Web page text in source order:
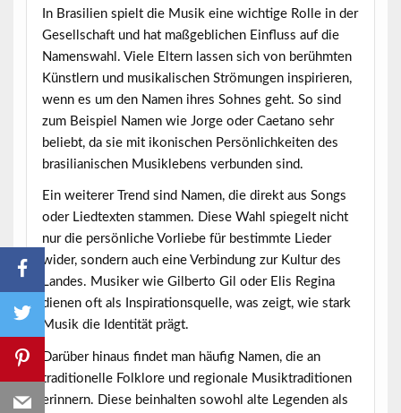
In Brasilien spielt die Musik eine wichtige Rolle in der
Gesellschaft und hat maßgeblichen Einfluss auf die
Namenswahl. Viele Eltern lassen sich von berühmten
Künstlern und musikalischen Strömungen inspirieren,
wenn es um den Namen ihres Sohnes geht. So sind
zum Beispiel Namen wie Jorgeoder Caetano sehr
beliebt, da sie mit ikonischen Persönlichkeiten des
brasilianischen Musiklebens verbunden sind.
Ein weiterer Trend sind Namen, die direkt aus Songs
oder Liedtexten stammen. Diese Wahl spiegelt nicht
nur die persönliche Vorliebe für bestimmte Lieder
wider, sondern auch eine Verbindung zur Kultur des
Landes. Musiker wie Gilberto Gil oder Elis Regina
dienen oft als Inspirationsquelle, was zeigt, wie stark
Musik die Identität prägt.
Darüber hinaus findet man häufig Namen, die an
traditionelle Folklore und regionale Musiktraditionen
erinnern. Diese beinhalten sowohl alte Legenden als